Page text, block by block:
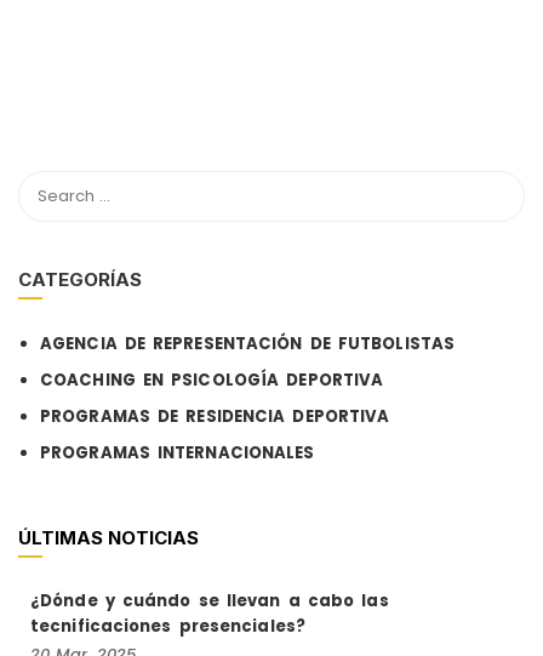
CATEGORÍAS
AGENCIA DE REPRESENTACIÓN DE FUTBOLISTAS
COACHING EN PSICOLOGÍA DEPORTIVA
PROGRAMAS DE RESIDENCIA DEPORTIVA
PROGRAMAS INTERNACIONALES
ÚLTIMAS NOTICIAS
¿Dónde y cuándo se llevan a cabo las
tecnificaciones presenciales?